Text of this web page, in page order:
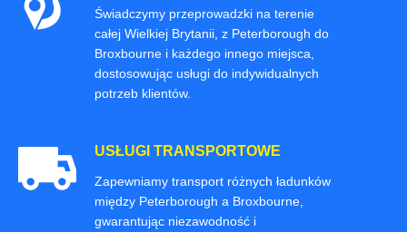
Świadczymy przeprowadzki na terenie
całej Wielkiej Brytanii, z Peterborough do
Broxbourne i każdego innego miejsca,
dostosowując usługi do indywidualnych
potrzeb klientów.
USŁUGI TRANSPORTOWE
Zapewniamy transport różnych ładunków
między Peterborough a Broxbourne,
gwarantując niezawodność i